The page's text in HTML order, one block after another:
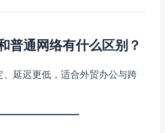
普通网络有什么区别？
、延迟更低，适合外贸办公与跨